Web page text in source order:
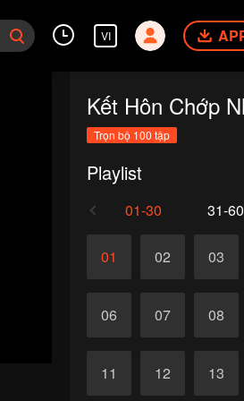
VI
Trọn bộ 100 tập
Playlist
01-30 31-60
01 02 03
06 07 08
11 12 13